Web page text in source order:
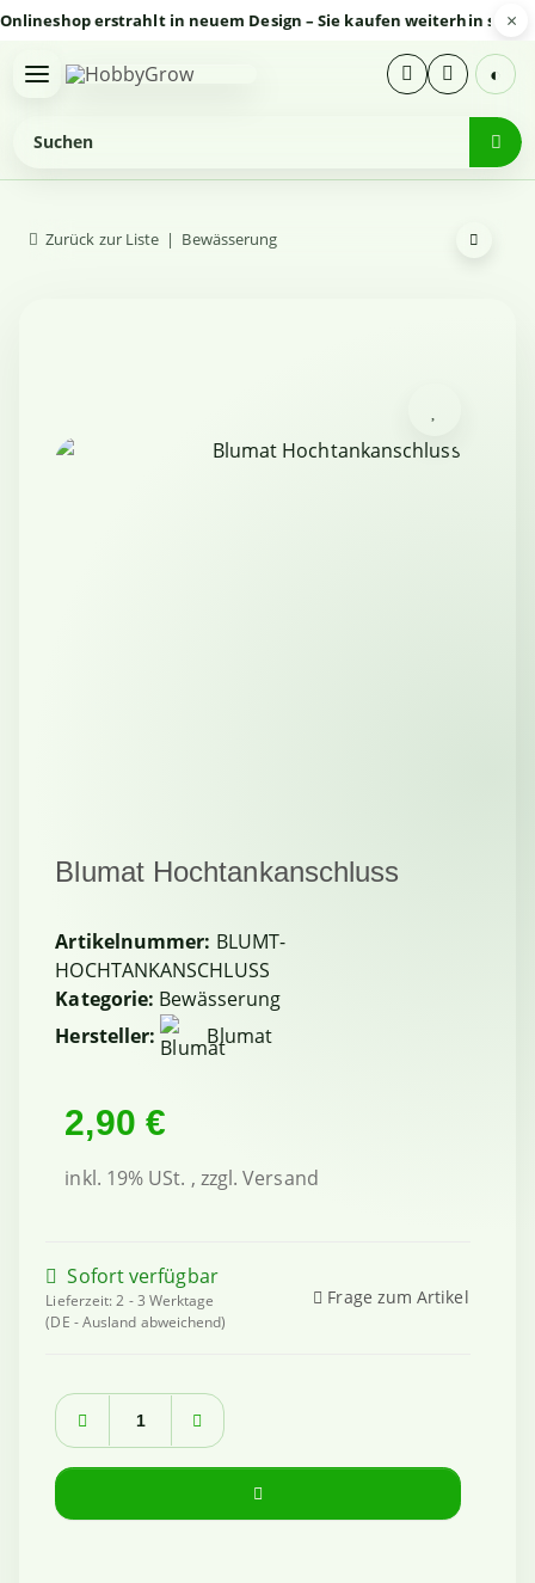
erstrahlt in neuem Design – Sie kaufen weiterhin sicher ×
◐
Zurück zur Liste Bewässerung
Blumat Hochtankanschluss
Artikelnummer: BLUMT-
HOCHTANKANSCHLUSS
Kategorie: Bewässerung
Hersteller:
Blumat
2,90 €
inkl. 19% USt. , zzgl.Versand
Sofort verfügbar
Lieferzeit:2 - 3 Werktage
(DE - Ausland abweichend)
Frage zum Artikel